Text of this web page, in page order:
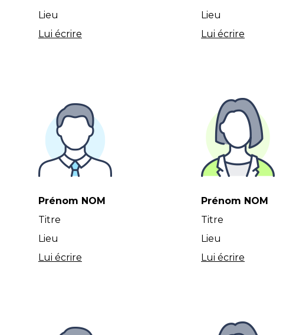
Lieu
Lui écrire
Lieu
Lui écrire
Prénom NOM
Titre
Lieu
Lui écrire
Prénom NOM
Titre
Lieu
Lui écrire